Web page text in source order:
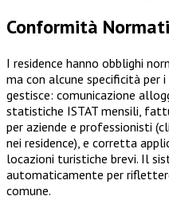
Conformità
I residence hanno obblighi
ma con alcune specificità per
gestisce: comunicazione
statistiche ISTAT mensili,
per aziende e professionisti
nei residence), e corretta
locazioni turistiche brevi. Il
automaticamente per
comune.